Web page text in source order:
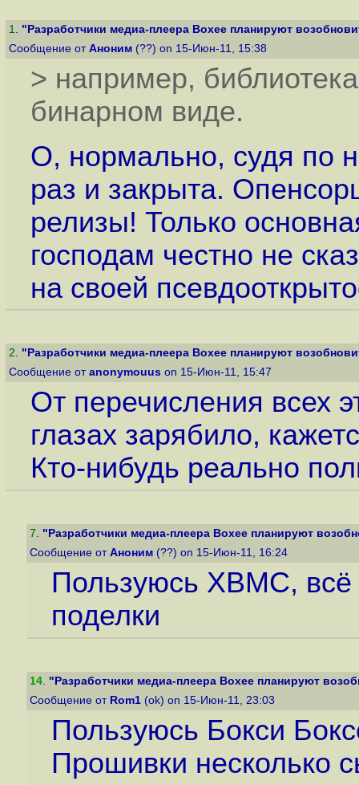
1. "Разработчики медиа-плеера Boxee планируют
Сообщение от Аноним (??) on 15-Июн-11, 15:38
> например,
бинарном виде.
О, нормально, судя по
раз и закрыта.
релизы! Только
господам честно не
на своей
2. "Разработчики медиа-плеера Boxee планируют
Сообщение от anonymouus on 15-Июн-11, 15:47
От перечисления всех
глазах зарябило,
Кто-нибудь реально
7. "Разработчики медиа-плеера Boxee планируют
Сообщение от Аноним (??) on 15-Июн-11, 16:24
Пользуюсь XBMC,
поделки
14. "Разработчики медиа-плеера Boxee планируют
Сообщение от Rom1 (ok) on 15-Июн-11, 23:03
Пользуюсь Бокси
Прошивки несколько